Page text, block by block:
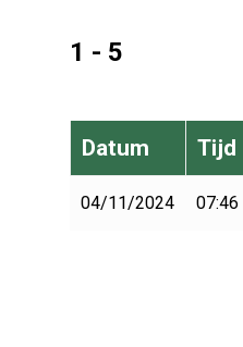
1 - 5
Datum Tijd
04/11/2024 07:46